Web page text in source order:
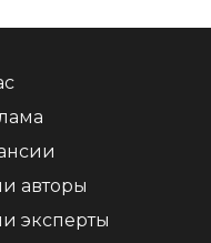
авторы
эксперты